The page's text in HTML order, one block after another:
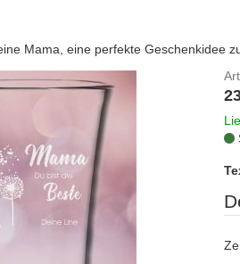
Mama, eine perfekte Geschenkidee